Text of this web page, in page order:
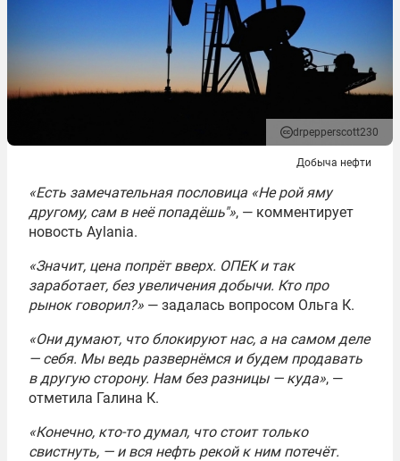
drpepperscott230
Добыча нефти
«Есть замечательная пословица «Не рой яму
другому, сам в неё попадёшь"», — комментирует
новость Aylania.
«Значит, цена попрёт вверх. ОПЕК и так
заработает, без увеличения добычи. Кто про
рынок говорил?» — задалась вопросом Ольга К.
«Они думают, что блокируют нас, а на самом деле
— себя. Мы ведь развернёмся и будем продавать
в другую сторону. Нам без разницы — куда», —
отметила Галина К.
«Конечно, кто-то думал, что стоит только
свистнуть, — и вся нефть рекой к ним потечёт.